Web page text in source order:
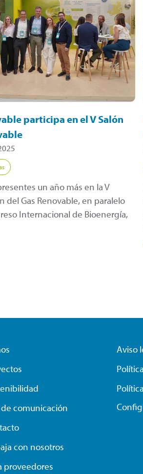
participa en el V Salón
un año más en la V
del Gas Renovable, en paralelo
Internacional de Bioenergía,
de comunicación
con nosotros
proveedores
Aviso